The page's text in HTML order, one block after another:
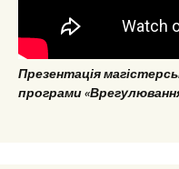
Презентація
програми